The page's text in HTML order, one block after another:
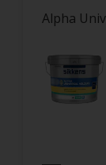
Alpha